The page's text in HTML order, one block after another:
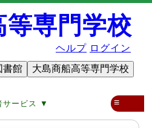
等専門学校
ヘルプ ログイン
書館
大島商船高等専門学校
サービス ▼ ≡